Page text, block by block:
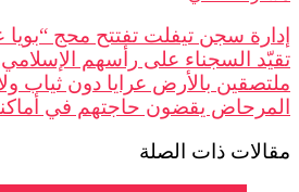
إدارة سجن تيفلت تفتتح محج
تقيّد السجناء على رأسهم
ملتصقين بالأرض عرايا دون ثياب
المرحاض يقضون حاجتهم في
مقالات ذات الصلة